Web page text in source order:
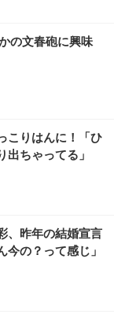
の文春砲に興味
こりはんに！「ひ
ちゃってる」
、昨年の結婚宣言
の？って感じ」